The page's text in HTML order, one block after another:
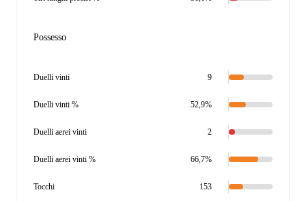
Possesso
Duelli vinti 9
Duelli vinti % 52,9%
Duelli aerei vinti 2
Duelli aerei vinti % 66,7%
Tocchi 153